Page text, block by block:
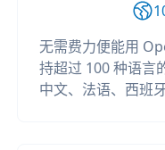
无需费力便能用
持超过 100 种语言
中文、法语、西班